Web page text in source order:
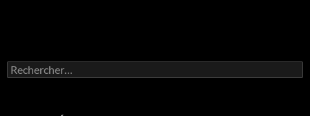
Rechercher :